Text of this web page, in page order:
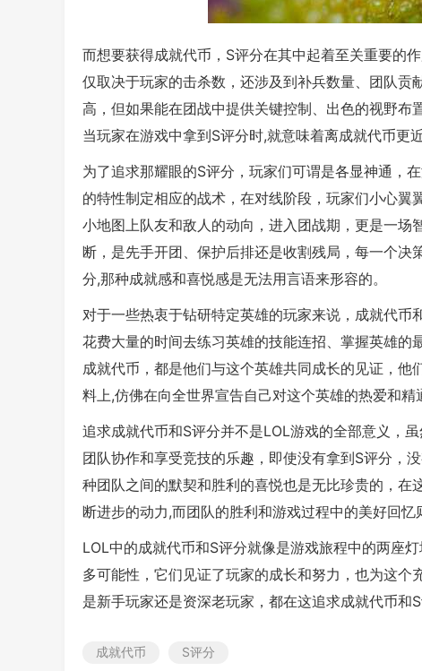
而想要获得成就代币，S评分在其中起着至关重要的
仅取决于玩家的击杀数，还涉及到补兵数量、团队
高，但如果能在团战中提供关键控制、出色的视野布
当玩家在游戏中拿到S评分时,就意味着离成就代币更近
为了追求那耀眼的S评分，玩家们可谓是各显神通，
的特性制定相应的战术，在对线阶段，玩家们小心
小地图上队友和敌人的动向，进入团战期，更是一
断，是先手开团、保护后排还是收割残局，每一个
分,那种成就感和喜悦感是无法用言语来形容的。
对于一些热衷于钻研特定英雄的玩家来说，成就代
花费大量的时间去练习英雄的技能连招、掌握英雄
成就代币，都是他们与这个英雄共同成长的见证，
料上,仿佛在向全世界宣告自己对这个英雄的热爱和精
追求成就代币和S评分并不是LOL游戏的全部意义，
团队协作和享受竞技的乐趣，即使没有拿到S评分，
种团队之间的默契和胜利的喜悦也是无比珍贵的，
断进步的动力,而团队的胜利和游戏过程中的美好回忆
LOL中的成就代币和S评分就像是游戏旅程中的两座
多可能性，它们见证了玩家的成长和努力，也为这
是新手玩家还是资深老玩家，都在这追求成就代币和
成就代币 S评分